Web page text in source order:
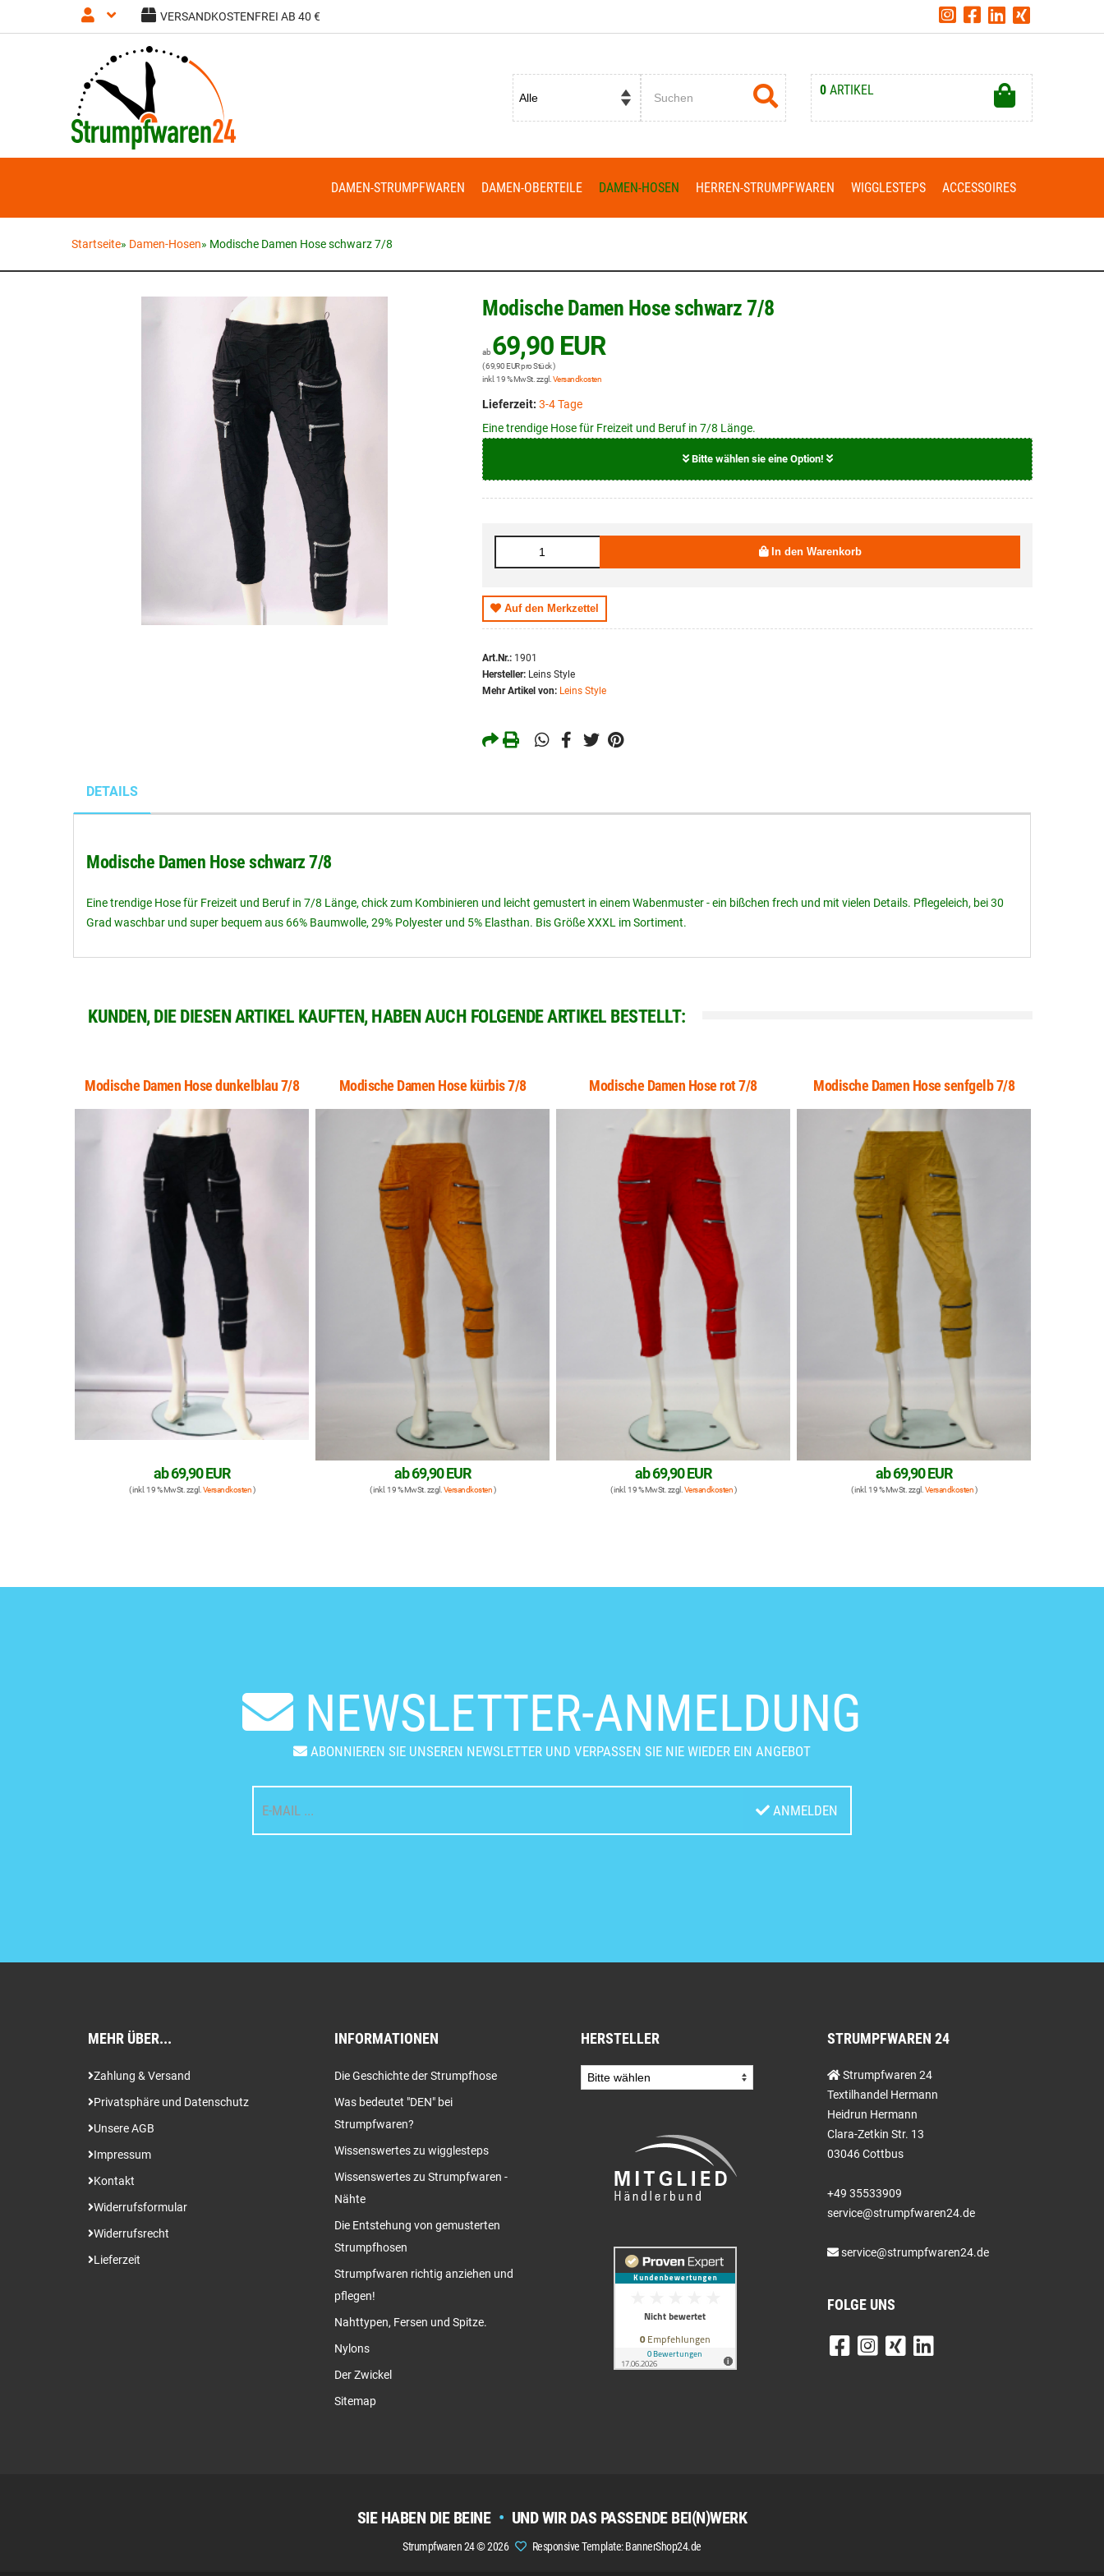
VERSANDKOSTENFREI AB 40 €
Anmelden Registrieren Passwort vergessen?
0 ARTIKEL
Ihr Warenkorb ist leer.
DAMEN-STRUMPFWAREN DAMEN-OBERTEILE DAMEN-HOSEN HERREN-STRUMPFWAREN WIGGLESTEPS ACCESSOIRES
Startseite» Damen-Hosen» Modische Damen Hose schwarz 7/8
Modische Damen Hose schwarz 7/8
ab 69,90 EUR
( 69,90 EUR pro Stück )
inkl. 19 % MwSt. zzgl. Versandkosten
Lieferzeit: 3-4 Tage
Eine trendige Hose für Freizeit und Beruf in 7/8 Länge.
Bitte wählen sie eine Option!
M 69,90 EUR
XXL
In den Warenkorb
Auf den Merkzettel
Art.Nr.: 1901
Hersteller: Leins Style
Mehr Artikel von: Leins Style
DETAILS
Modische Damen Hose schwarz 7/8
Eine trendige Hose für Freizeit und Beruf in 7/8 Länge, chick zum Kombinieren und leicht gemustert in einem Wabenmuster - ein bißchen frech und mit vielen Details. Pflegeleich, bei 30
Grad waschbar und super bequem aus 66% Baumwolle, 29% Polyester und 5% Elasthan. Bis Größe XXXL im Sortiment.
KUNDEN, DIE DIESEN ARTIKEL KAUFTEN, HABEN AUCH FOLGENDE ARTIKEL BESTELLT:
Modische Damen Hose dunkelblau 7/8
ab69,90 EUR
( inkl. 19 % MwSt. zzgl. Versandkosten)
Modische Damen Hose kürbis 7/8
ab69,90 EUR
( inkl. 19 % MwSt. zzgl. Versandkosten)
Modische Damen Hose rot 7/8
ab69,90 EUR
( inkl. 19 % MwSt. zzgl. Versandkosten)
Modische Damen Hose senfgelb 7/8
ab69,90 EUR
( inkl. 19 % MwSt. zzgl. Versandkosten)
NEWSLETTER-ANMELDUNG
ABONNIEREN SIE UNSEREN NEWSLETTER UND VERPASSEN SIE NIE WIEDER EIN ANGEBOT
ANMELDEN
MEHR ÜBER...
Zahlung & Versand
Privatsphäre und Datenschutz
Unsere AGB
Impressum
Kontakt
Widerrufsformular
Widerrufsrecht
Lieferzeit
INFORMATIONEN
Die Geschichte der Strumpfhose
Was bedeutet "DEN" bei
Strumpfwaren?
Wissenswertes zu wigglesteps
Wissenswertes zu Strumpfwaren -
Nähte
Die Entstehung von gemusterten
Strumpfhosen
Strumpfwaren richtig anziehen und
pflegen!
Nahttypen, Fersen und Spitze.
Nylons
Der Zwickel
Sitemap
HERSTELLER STRUMPFWAREN 24
Strumpfwaren 24
Textilhandel Hermann
Heidrun Hermann
Clara-Zetkin Str. 13
03046 Cottbus
+49 35533909
service@strumpfwaren24.de
service@strumpfwaren24.de
FOLGE UNS
SIE HABEN DIE BEINE • UND WIR DAS PASSENDE BEI(N)WERK
Strumpfwaren 24 © 2026 Responsive Template: BannerShop24.de